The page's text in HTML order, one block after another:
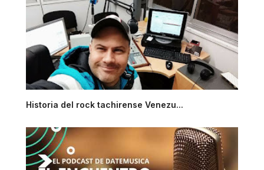
Historia del rock tachirense Venezu...